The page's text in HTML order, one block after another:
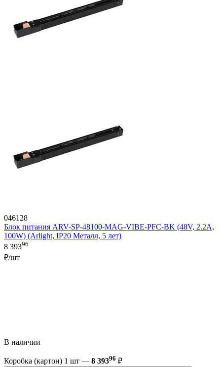
046128
Блок питания ARV-SP-48100-MAG-VIBE-PFC-BK (48V, 2.2A,
100W) (Arlight, IP20 Металл, 5 лет)
8 39396
₽/шт
В наличии
Коробка (картон) 1 шт — 8 39396 ₽